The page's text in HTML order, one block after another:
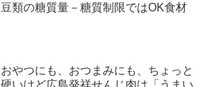
豆類の糖質量－糖質制限ではOK食材
おやつにも、おつまみにも、ちょっと